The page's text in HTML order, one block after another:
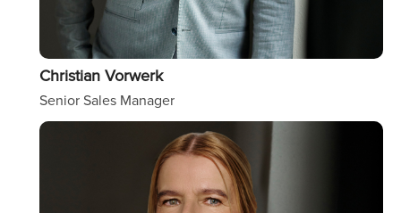
Christian Vorwerk
Senior Sales Manager
Image